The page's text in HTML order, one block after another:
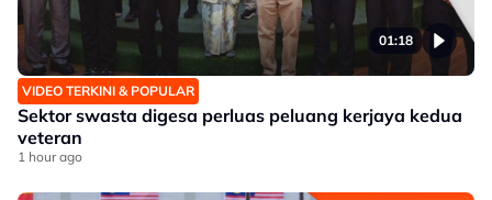
01:18
VIDEO TERKINI & POPULAR
Sektor swasta digesa perluas peluang kerjaya kedua
veteran
1 hour ago